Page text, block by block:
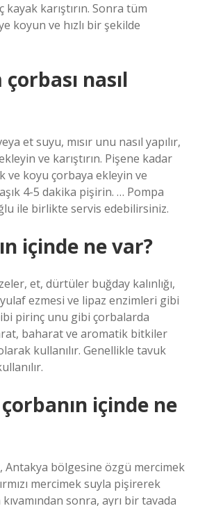
kayak karıştırın. Sonra tüm
koyun ve hızlı bir şekilde
nasıl
et suyu, mısır unu nasıl yapılır,
ve karıştırın. Pişene kadar
ve koyu çorbaya ekleyin ve
4-5 dakika pişirin. … Pompa
ile birlikte servis edebilirsiniz.
içinde ne var?
et, dürtüler buğday kalınlığı,
yulaf ezmesi ve lipaz enzimleri gibi
pirinç unu gibi çorbalarda
baharat ve aromatik bitkiler
kullanılır. Genellikle tavuk
içinde ne
Antakya bölgesine özgü mercimek
mercimek suyla pişirerek
kıvamından sonra, ayrı bir tavada